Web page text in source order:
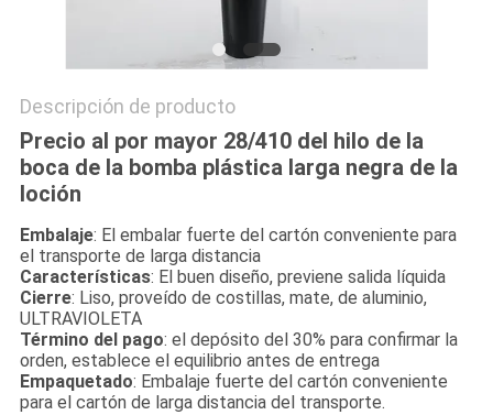
Descripción de producto
Precio al por mayor 28/410 del hilo de la
boca de la bomba plástica larga negra de la
loción
Embalaje: El embalar fuerte del cartón conveniente para
el transporte de larga distancia
Características: El buen diseño, previene salida líquida
Cierre: Liso, proveído de costillas, mate, de aluminio,
ULTRAVIOLETA
Término del pago: el depósito del 30% para confirmar la
orden, establece el equilibrio antes de entrega
Empaquetado: Embalaje fuerte del cartón conveniente
para el cartón de larga distancia del transporte.